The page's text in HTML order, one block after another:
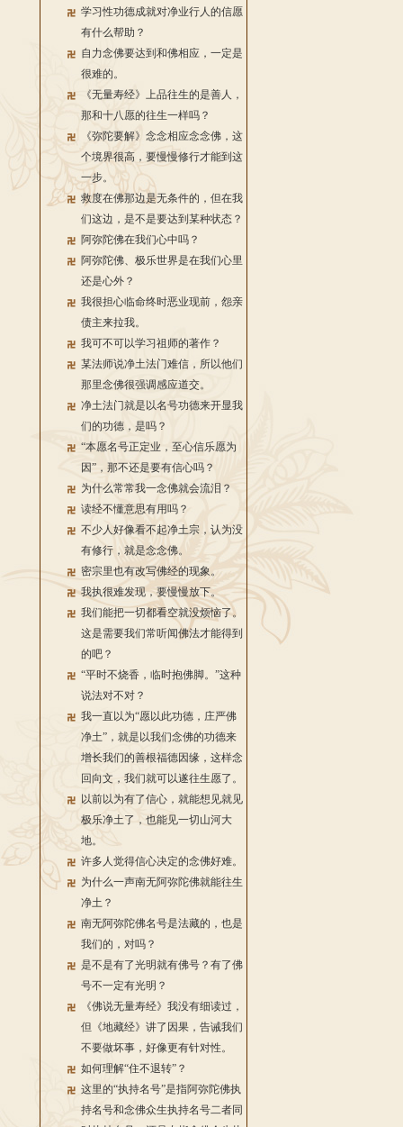
学习性功德成就对净业行人的信愿
有什么帮助？
自力念佛要达到和佛相应，一定是
很难的。
《无量寿经》上品往生的是善人，
那和十八愿的往生一样吗？
《弥陀要解》念念相应念念佛，这
个境界很高，要慢慢修行才能到这
一步。
救度在佛那边是无条件的，但在我
们这边，是不是要达到某种状态？
阿弥陀佛在我们心中吗？
阿弥陀佛、极乐世界是在我们心里
还是心外？
我很担心临命终时恶业现前，怨亲
债主来拉我。
我可不可以学习祖师的著作？
某法师说净土法门难信，所以他们
那里念佛很强调感应道交。
净土法门就是以名号功德来开显我
们的功德，是吗？
“本愿名号正定业，至心信乐愿为
因”，那不还是要有信心吗？
为什么常常我一念佛就会流泪？
读经不懂意思有用吗？
不少人好像看不起净土宗，认为没
有修行，就是念念佛。
密宗里也有改写佛经的现象。
我执很难发现，要慢慢放下。
我们能把一切都看空就没烦恼了。
这是需要我们常听闻佛法才能得到
的吧？
“平时不烧香，临时抱佛脚。”这种
说法对不对？
我一直以为“愿以此功德，庄严佛
净土”，就是以我们念佛的功德来
增长我们的善根福德因缘，这样念
回向文，我们就可以遂往生愿了。
以前以为有了信心，就能想见就见
极乐净土了，也能见一切山河大
地。
许多人觉得信心决定的念佛好难。
为什么一声南无阿弥陀佛就能往生
净土？
南无阿弥陀佛名号是法藏的，也是
我们的，对吗？
是不是有了光明就有佛号？有了佛
号不一定有光明？
《佛说无量寿经》我没有细读过，
但《地藏经》讲了因果，告诫我们
不要做坏事，好像更有针对性。
如何理解“住不退转”？
这里的“执持名号”是指阿弥陀佛执
持名号和念佛众生执持名号二者同